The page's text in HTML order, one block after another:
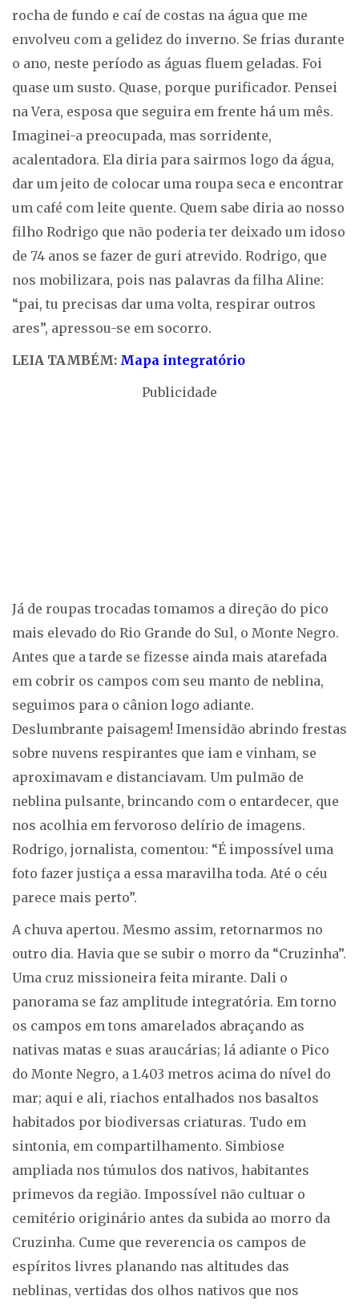
rocha de fundo e caí de costas na água que me
envolveu com a gelidez do inverno. Se frias durante
o ano, neste período as águas fluem geladas. Foi
quase um susto. Quase, porque purificador. Pensei
na Vera, esposa que seguira em frente há um mês.
Imaginei-a preocupada, mas sorridente,
acalentadora. Ela diria para sairmos logo da água,
dar um jeito de colocar uma roupa seca e encontrar
um café com leite quente. Quem sabe diria ao nosso
filho Rodrigo que não poderia ter deixado um idoso
de 74 anos se fazer de guri atrevido. Rodrigo, que
nos mobilizara, pois nas palavras da filha Aline:
“pai, tu precisas dar uma volta, respirar outros
ares”, apressou-se em socorro.
LEIA TAMBÉM: Mapa integratório
Publicidade
Já de roupas trocadas tomamos a direção do pico
mais elevado do Rio Grande do Sul, o Monte Negro.
Antes que a tarde se fizesse ainda mais atarefada
em cobrir os campos com seu manto de neblina,
seguimos para o cânion logo adiante.
Deslumbrante paisagem! Imensidão abrindo frestas
sobre nuvens respirantes que iam e vinham, se
aproximavam e distanciavam. Um pulmão de
neblina pulsante, brincando com o entardecer, que
nos acolhia em fervoroso delírio de imagens.
Rodrigo, jornalista, comentou: “É impossível uma
foto fazer justiça a essa maravilha toda. Até o céu
parece mais perto”.
A chuva apertou. Mesmo assim, retornarmos no
outro dia. Havia que se subir o morro da “Cruzinha”.
Uma cruz missioneira feita mirante. Dali o
panorama se faz amplitude integratória. Em torno
os campos em tons amarelados abraçando as
nativas matas e suas araucárias; lá adiante o Pico
do Monte Negro, a 1.403 metros acima do nível do
mar; aqui e ali, riachos entalhados nos basaltos
habitados por biodiversas criaturas. Tudo em
sintonia, em compartilhamento. Simbiose
ampliada nos túmulos dos nativos, habitantes
primevos da região. Impossível não cultuar o
cemitério originário antes da subida ao morro da
Cruzinha. Cume que reverencia os campos de
espíritos livres planando nas altitudes das
neblinas, vertidas dos olhos nativos que nos